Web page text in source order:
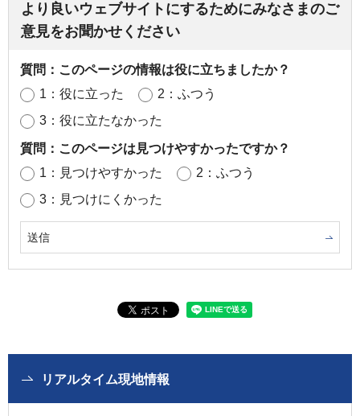
より良いウェブサイトにするためにみなさまのご
意見をお聞かせください
質問：このページの情報は役に立ちましたか？
1：役に立った
2：ふつう
3：役に立たなかった
質問：このページは見つけやすかったですか？
1：見つけやすかった
2：ふつう
3：見つけにくかった
リアルタイム現地情報